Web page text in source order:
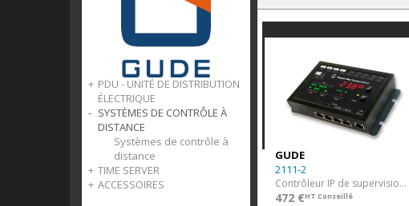
PDU - UNITÉ DE DISTRIBUTION
ÉLECTRIQUE
PDU - Unité de distribution
électrique
SYSTÈMES DE CONTRÔLE À
DISTANCE
Systèmes de contrôle à
distance
TIME SERVER
Time server
ACCESSOIRES
GUDE
2111-2
Contrôleur IP de supervision avec relais et PoE
472 €HT Conseillé